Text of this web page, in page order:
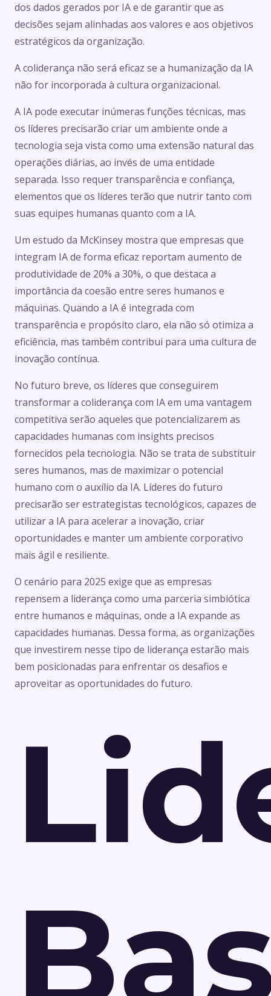
dos dados gerados por IA e de garantir que as
decisões sejam alinhadas aos valores e aos objetivos
estratégicos da organização.
A coliderança não será eficaz se a humanização da IA
não for incorporada à cultura organizacional.
A IA pode executar inúmeras funções técnicas, mas
os líderes precisarão criar um ambiente onde a
tecnologia seja vista como uma extensão natural das
operações diárias, ao invés de uma entidade
separada. Isso requer transparência e confiança,
elementos que os líderes terão que nutrir tanto com
suas equipes humanas quanto com a IA.
Um estudo da McKinsey mostra que empresas que
integram IA de forma eficaz reportam aumento de
produtividade de 20% a 30%, o que destaca a
importância da coesão entre seres humanos e
máquinas. Quando a IA é integrada com
transparência e propósito claro, ela não só otimiza a
eficiência, mas também contribui para uma cultura de
inovação contínua.
No futuro breve, os líderes que conseguirem
transformar a coliderança com IA em uma vantagem
competitiva serão aqueles que potencializarem as
capacidades humanas com insights precisos
fornecidos pela tecnologia. Não se trata de substituir
seres humanos, mas de maximizar o potencial
humano com o auxílio da IA. Líderes do futuro
precisarão ser estrategistas tecnológicos, capazes de
utilizar a IA para acelerar a inovação, criar
oportunidades e manter um ambiente corporativo
mais ágil e resiliente.
O cenário para 2025 exige que as empresas
repensem a liderança como uma parceria simbiótica
entre humanos e máquinas, onde a IA expande as
capacidades humanas. Dessa forma, as organizações
que investirem nesse tipo de liderança estarão mais
bem posicionadas para enfrentar os desafios e
aproveitar as oportunidades do futuro.